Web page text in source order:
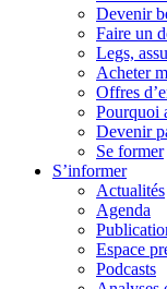
Devenir
Faire un
Legs,
Acheter
Offres
Pourquoi
Devenir
Se former
S’informer
Actualités
Agenda
Espace
Podcasts